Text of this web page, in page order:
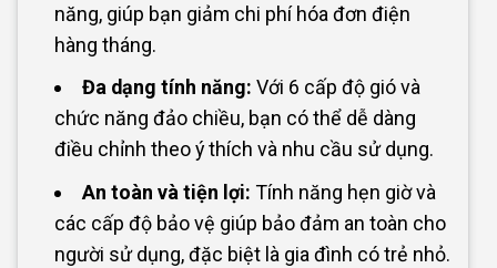
năng, giúp bạn giảm chi phí hóa đơn điện
hàng tháng.
Đa dạng tính năng: Với 6 cấp độ gió và
chức năng đảo chiều, bạn có thể dễ dàng
điều chỉnh theo ý thích và nhu cầu sử dụng.
An toàn và tiện lợi: Tính năng hẹn giờ và
các cấp độ bảo vệ giúp bảo đảm an toàn cho
người sử dụng, đặc biệt là gia đình có trẻ nhỏ.